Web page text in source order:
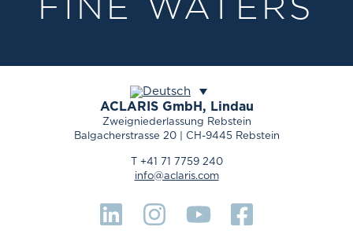
ACLARIS GmbH, Lindau
Zweigniederlassung Rebstein
Balgacherstrasse 20 | CH-9445 Rebstein
T +41 71 7759 240
info@aclaris.com